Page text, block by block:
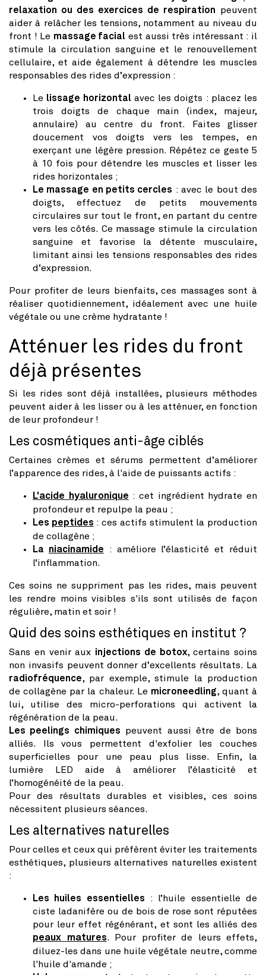
relaxation ou des exercices de respiration peuvent
aider à relâcher les tensions, notamment au niveau du
front ! Le massage facial est aussi très intéressant : il
stimule la circulation sanguine et le renouvellement
cellulaire, et aide également à détendre les muscles
responsables des rides d’expression :
Le lissage horizontalavec les doigts : placez les
trois doigts de chaque main (index, majeur,
annulaire) au centre du front. Faites glisser
doucement vos doigts vers les tempes, en
exerçant une légère pression. Répétez ce geste 5
à 10 fois pour détendre les muscles et lisser les
rides horizontales ;
Le massage en petits cercles : avec le bout des
doigts, effectuez de petits mouvements
circulaires sur tout le front, en partant du centre
vers les côtés. Ce massage stimule la circulation
sanguine et favorise la détente musculaire,
limitant ainsi les tensions responsables des rides
d’expression.
Pour profiter de leurs bienfaits, ces massages sont à
réaliser quotidiennement, idéalement avec une huile
végétale ou une crème hydratante !
Atténuer les rides du front
déjà présentes
Si les rides sont déjà installées, plusieurs méthodes
peuvent aider à les lisser ou à les atténuer, en fonction
de leur profondeur !
Les cosmétiques anti-âge ciblés
Certaines crèmes et sérums permettent d’améliorer
l’apparence des rides, à l'aide de puissants actifs :
L'acide hyaluronique : cet ingrédient hydrate en
profondeur et repulpe la peau ;
Les peptides : ces actifs stimulent la production
de collagène ;
La niacinamide : améliore l’élasticité et réduit
l’inflammation.
Ces soins ne suppriment pas les rides, mais peuvent
les rendre moins visibles s'ils sont utilisés de façon
régulière, matin et soir !
Quid des soins esthétiques en institut ?
Sans en venir aux injections de botox, certains soins
non invasifs peuvent donner d’excellents résultats. La
radiofréquence, par exemple, stimule la production
de collagène par la chaleur. Le microneedling, quant à
lui, utilise des micro-perforations qui activent la
régénération de la peau.
Les peelings chimiques peuvent aussi être de bons
alliés. Ils vous permettent d'exfolier les couches
superficielles pour une peau plus lisse. Enfin, la
lumière LED aide à améliorer l’élasticité et
l’homogénéité de la peau.
Pour des résultats durables et visibles, ces soins
nécessitent plusieurs séances.
Les alternatives naturelles
Pour celles et ceux qui préfèrent éviter les traitements
esthétiques, plusieurs alternatives naturelles existent
:
Les huiles essentielles : l’huile essentielle de
ciste ladanifère ou de bois de rose sont réputées
pour leur effet régénérant, et sont les alliés des
peaux matures. Pour profiter de leurs effets,
diluez-les dans une huile végétale neutre, comme
l'huile d'amande ;